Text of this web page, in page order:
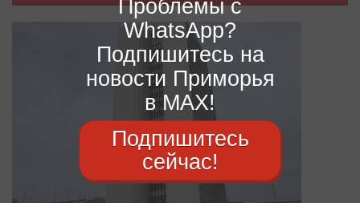
Проблемы с
WhatsApp?
Подпишитесь на
новости Приморья
в MAX!
Подпишитесь
сейчас!